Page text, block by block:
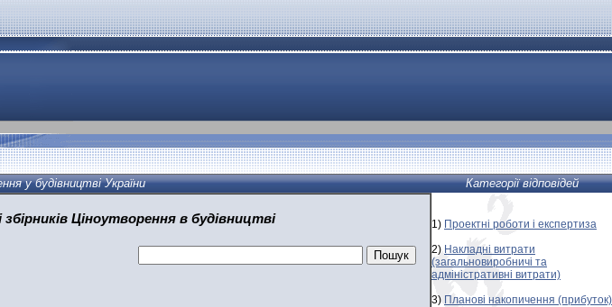
у будівництві України
Категорії відповідей
збірників Ціноутворення в будівництві 1) Проектні роботи і експертиза
2) Накладні витрати
(загальновиробничі та
адміністративні витрати)
3) Планові накопичення (прибуток)